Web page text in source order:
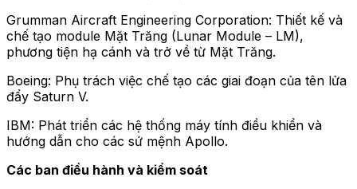
Grumman Aircraft Engineering Corporation: Thiết kế và
chế tạo module Mặt Trăng (Lunar Module – LM),
phương tiện hạ cánh và trở về từ Mặt Trăng.
Boeing: Phụ trách việc chế tạo các giai đoạn của tên lửa
đẩy Saturn V.
IBM: Phát triển các hệ thống máy tính điều khiển và
hướng dẫn cho các sứ mệnh Apollo.
Các ban điều hành và kiểm soát